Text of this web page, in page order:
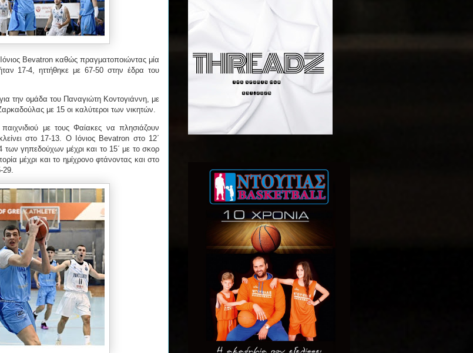
Bevatron καθώς πραγματοποιώντας μία
17-4, ηττήθηκε με 67-50 στην έδρα του
την ομάδα του Παναγιώτη Κοντογιάννη, με
με 15 οι καλύτεροι των νικητών.
με τους Φαίακες να πλησιάζουν
στο 17-13. Ο Ιόνιος Bevatron στο 12΄
γηπεδούχων μέχρι και το 15΄ με το σκορ
μέχρι και το ημίχρονο φτάνοντας και στο
29.